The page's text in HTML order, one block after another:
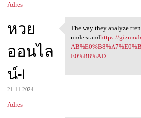
Adres
หวย
ออนไล
น์-1
21.11.2024
Adres
The way they
The way they analyze
understandhttps://
E0%B8%AD...